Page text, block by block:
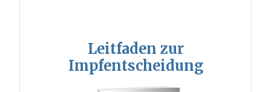
Leitfaden zur
Impfentscheidung